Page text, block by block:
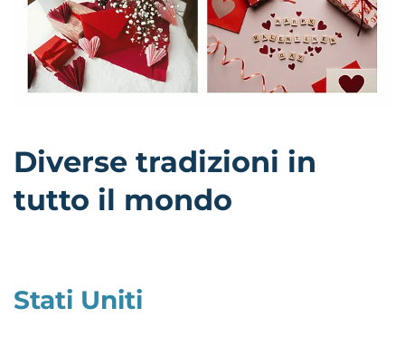
Diverse tradizioni in
tutto il mondo
Stati Uniti